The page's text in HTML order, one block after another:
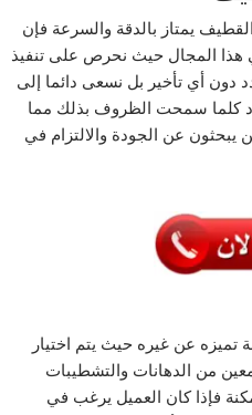
يمتاز بالدقة والسرعة فإن
هذا المجال حيث نحرص على تنفيذ
دون أي تأخير بل نسعى دائما إلى
كلما سمحت الظروف بذلك مما
يبحثون عن الجودة والالتزام في
تميزه عن غيره حيث يتم اختيار
من الدهانات والتشطيبات
فإذا كان العميل يرغب في